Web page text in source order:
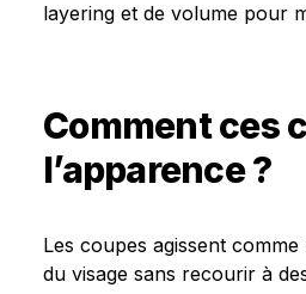
layering et de volume pour
Comment ces
l’apparence ?
Les coupes agissent
du visage sans recourir à